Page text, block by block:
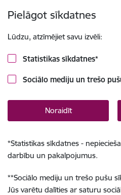
Pielāgot sīkdatnes
Lūdzu, atzīmējiet savu izvēli:
Statistikas sīkdatnes*
Sociālo mediju un trešo
Noraidīt
*Statistikas sīkdatnes -
darbību un pakalpojumus.
**Sociālo mediju un trešo pušu
Jūs varētu dalīties ar saturu